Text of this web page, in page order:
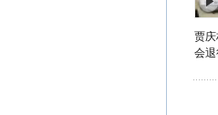
贾
会退